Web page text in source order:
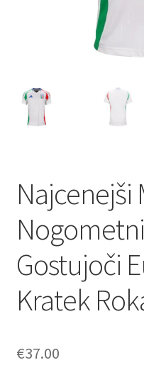
Najcenejši
Gostujoči
Kratek
€37.00